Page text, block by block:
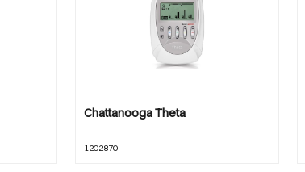
Chattanooga Theta
1202870